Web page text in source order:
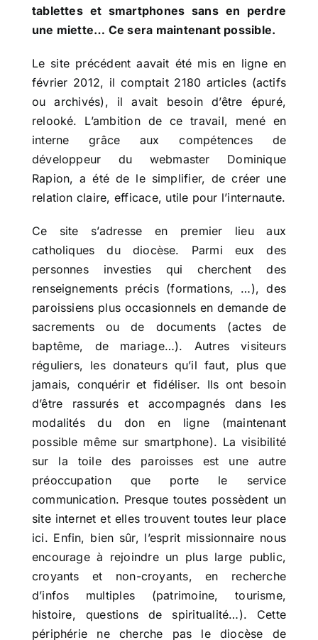
tablettes et smartphones sans en perdre
une miette… Ce sera maintenant possible.
Le site précédent aavait été mis en ligne en
février 2012, il comptait 2180 articles (actifs
ou archivés), il avait besoin d’être épuré,
relooké. L’ambition de ce travail, mené en
interne grâce aux compétences de
développeur du webmaster Dominique
Rapion, a été de le simplifier, de créer une
relation claire, efficace, utile pour l’internaute.
Ce site s’adresse en premier lieu aux
catholiques du diocèse. Parmi eux des
personnes investies qui cherchent des
renseignements précis (formations, …), des
paroissiens plus occasionnels en demande de
sacrements ou de documents (actes de
baptême, de mariage…). Autres visiteurs
réguliers, les donateurs qu’il faut, plus que
jamais, conquérir et fidéliser. Ils ont besoin
d’être rassurés et accompagnés dans les
modalités du don en ligne (maintenant
possible même sur smartphone). La visibilité
sur la toile des paroisses est une autre
préoccupation que porte le service
communication. Presque toutes possèdent un
site internet et elles trouvent toutes leur place
ici. Enfin, bien sûr, l’esprit missionnaire nous
encourage à rejoindre un plus large public,
croyants et non-croyants, en recherche
d’infos multiples (patrimoine, tourisme,
histoire, questions de spiritualité…). Cette
périphérie ne cherche pas le diocèse de